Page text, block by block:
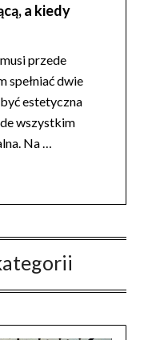
a kiedy
przede
spełniać dwie
estetyczna
wszystkim
Na